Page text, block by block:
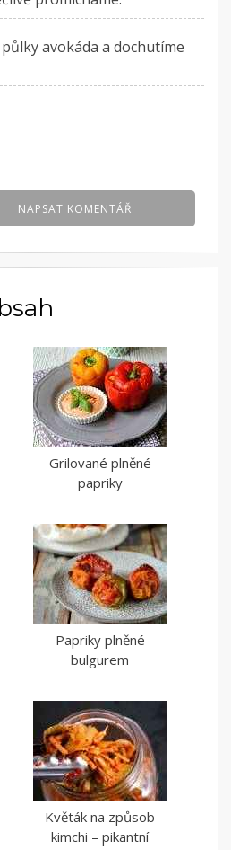
avokáda a dochutíme
NAPSAT KOMENTÁŘ
Grilované plněné
papriky
Papriky plněné
bulgurem
Květák na způsob
kimchi – pikantní